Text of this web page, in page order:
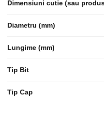
Dimensiuni cutie (sau
Diametru (mm)
Lungime (mm)
Tip Bit
Tip Cap